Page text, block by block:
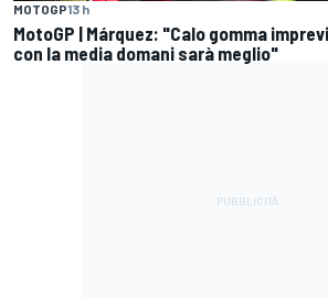
MOTOGP13 h
MotoGP | Márquez: "Calo gomma
con la media domani sarà meglio"